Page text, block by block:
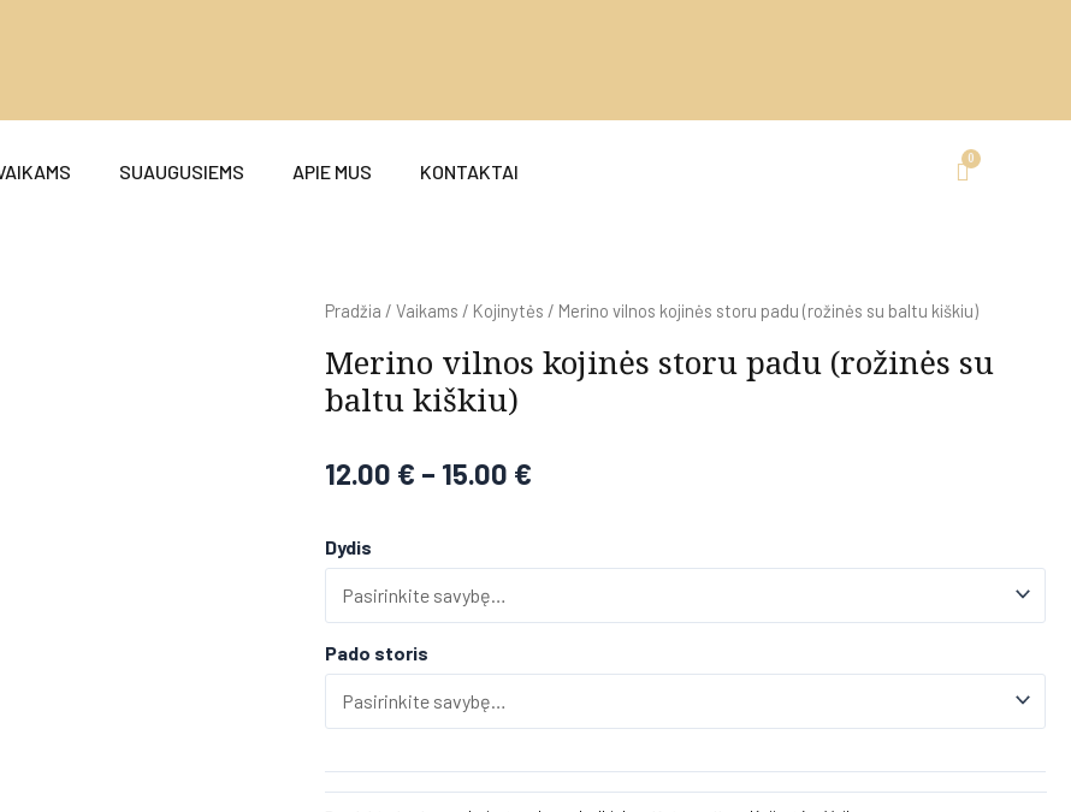
SUAUGUSIEMS APIE MUS KONTAKTAI
Pradžia /Vaikams / Kojinytės / Merino vilnos kojinės storu padu (rožinės su baltu kiškiu)
Merino vilnos kojinės storu padu (rožinės su
baltu kiškiu)
12.00 € – 15.00 €
Dydis
Pado storis